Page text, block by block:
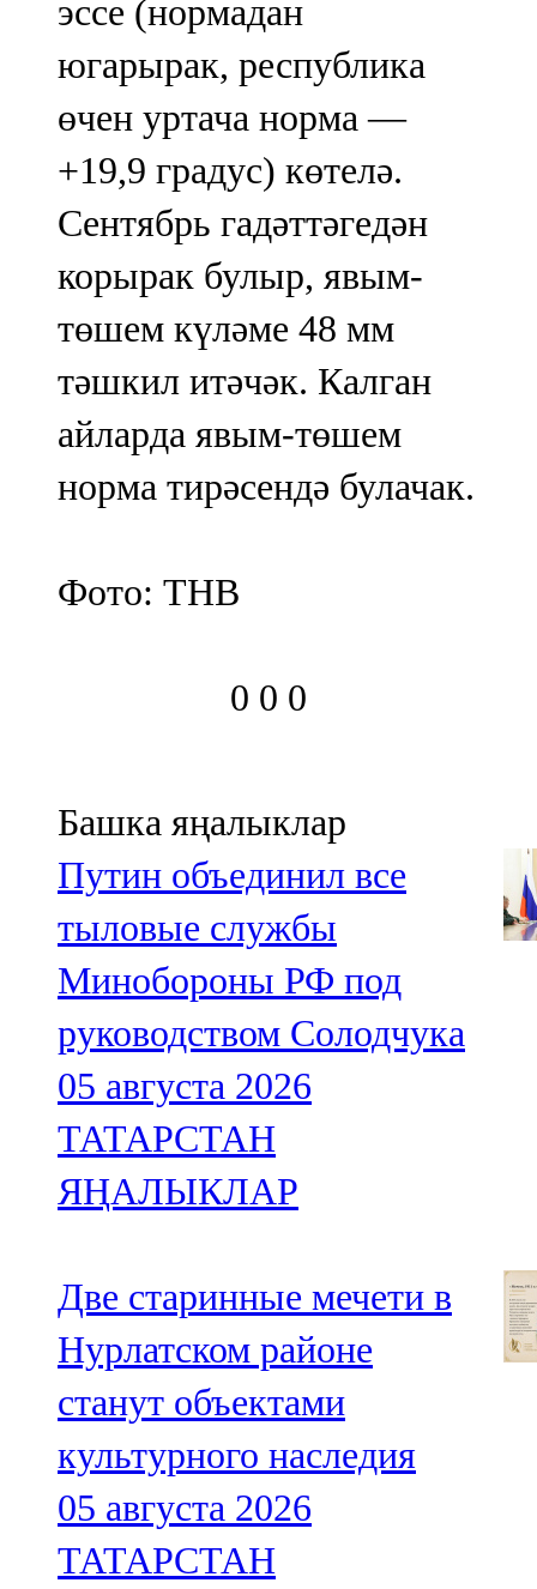
эссе (нормадан
югарырак, республика
өчен уртача норма —
+19,9 градус) көтелә.
Сентябрь гадәттәгедән
корырак булыр, явым-
төшем күләме 48 мм
тәшкил итәчәк. Калган
айларда явым-төшем
норма тирәсендә булачак.
Фото: ТНВ
0 0 0
Башка яңалыклар
Путин объединил все
тыловые службы
Минобороны РФ под
руководством Солодчука
05 августа 2026
ТАТАРСТАН
ЯҢАЛЫКЛАР
Две старинные мечети в
Нурлатском районе
станут объектами
культурного наследия
05 августа 2026
ТАТАРСТАН